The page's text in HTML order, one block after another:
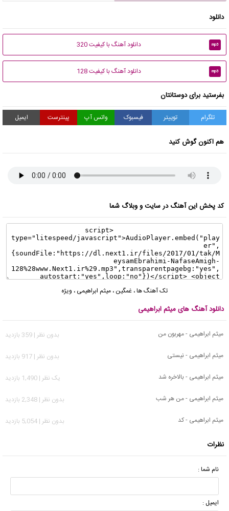
دانلود
mp3 دانلود آهنگ با کیفیت 320
mp3 دانلود آهنگ با کیفیت 128
بفرستید برای دوستانتان
تلگرام توییتر فیسبوک واتس آپ پینترست ایمیل
هم اکنون گوش کنید
کد پخش این آهنگ در سایت و وبلاگ شما
تک آهنگ ها، غمگین ، میثم ابراهیمی ، ویژه
دانلود آهنگ های میثم ابراهیمی
میثم ابراهیمی - مهربون من
بدون نظر | 359 بازدید
میثم ابراهیمی - نیستی
بدون نظر | 917 بازدید
میثم ابراهیمی - بالاخره شد
يک نظر | 1,490 بازدید
میثم ابراهیمی - من هر شب
بدون نظر | 2,348 بازدید
میثم ابراهیمی - کد
بدون نظر | 5,054 بازدید
نظرات
نام شما :
ایمیل :